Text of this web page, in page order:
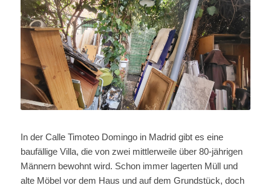
In der Calle Timoteo Domingo in Madrid gibt es eine
baufällige Villa, die von zwei mittlerweile über 80-jährigen
Männern bewohnt wird. Schon immer lagerten Müll und
alte Möbel vor dem Haus und auf dem Grundstück, doch